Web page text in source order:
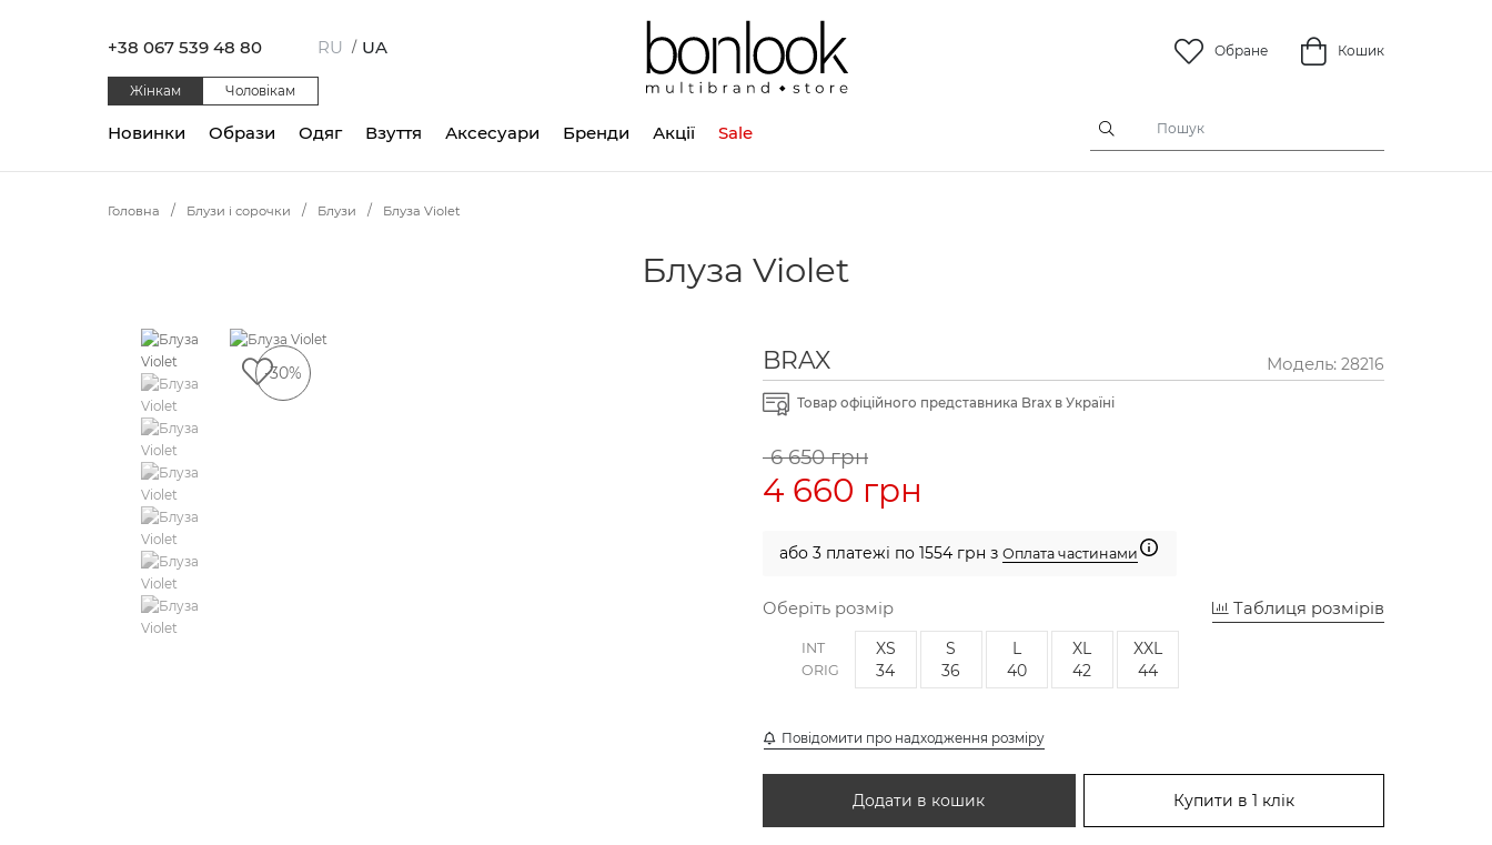
+38 067 539 48 80 RU / UA Обране Кошик
Жінкам Чоловікам
Одяг Взуття Аксесуари
Новинки Образи Бренди Акції Sale
Головна Блузи і сорочки Блузи Блуза Violet
Блуза Violet
-30% BRAX Модель: 28216
Товар офіційного представника Brax в Україні
6 650 грн
4 660 грн
або 3 платежі по 1554 грн з Оплата частинами
Оберіть розмір Таблиця розмірів
INT
ORIG
XS
34
S
36
L
40
XL
42
XXL
44
Повідомити про надходження розміру
Додати в кошик Купити в 1 клік